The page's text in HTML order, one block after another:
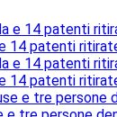
14 patenti
14 patenti